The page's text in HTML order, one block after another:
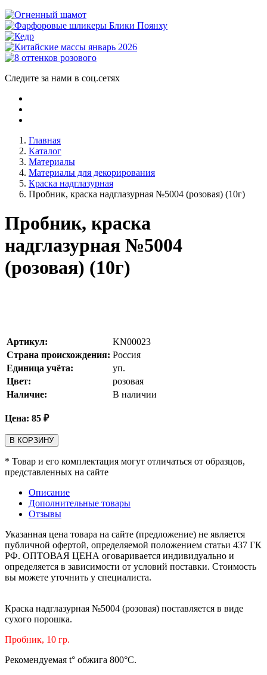
Следите за нами в соц.сетях
Главная
Каталог
Материалы
Материалы для декорирования
Краска надглазурная
Пробник, краска надглазурная №5004 (розовая) (10г)
Пробник, краска
надглазурная №5004
(розовая) (10г)
Артикул:
KN00023
Страна происхождения: Россия
Единица учёта:
уп.
Цвет:
розовая
Наличие:
В наличии
Цена: 85 ₽
В КОРЗИНУ
* Товар и его комплектация могут отличаться от образцов,
представленных на сайте
Описание
Дополнительные товары
Отзывы
Указанная цена товара на сайте (предложение) не является
публичной офертой, определяемой положением статьи 437 ГК
РФ. ОПТОВАЯ ЦЕНА оговаривается индивидуально и
определяется в зависимости от условий поставки. Стоимость
вы можете уточнить у специалиста.
Краска надглазурная №5004 (розовая) поставляется в виде
сухого порошка.
Пробник, 10 гр.
Рекомендуемая t° обжига 800°С.